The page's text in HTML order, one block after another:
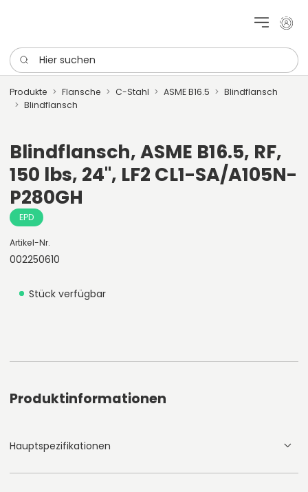
Mein
Hier suchen
Produkte Flansche C-Stahl ASME B16.5
Blindflansch
Blindflansch
Blindflansch, ASME B16.5, RF,
150 lbs, 24", LF2 CL1-SA/A105N-
P280GH
EPD
Artikel-Nr.
002250610
Stück verfügbar
Produktinformationen
Hauptspezifikationen